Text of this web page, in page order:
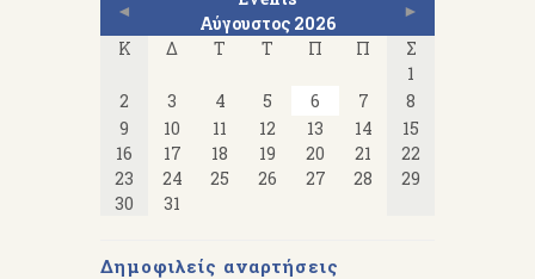
◄
Αύγουστος 2026
►
Κ
Δ Τ Τ Π Π
Σ
1
2
3 4 5 6 7
8
9
10 11 12 13 14
15
16
17 18 19 20 21
22
23
24 25 26 27 28
29
30
31
Δημοφιλείς αναρτήσεις